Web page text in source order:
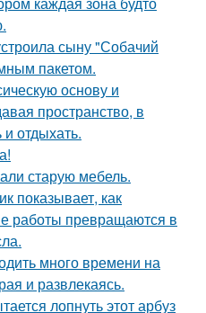
сыну "Собачий
пакетом.
основу и
пространство, в
и отдыхать.
старую мебель.
показывает, как
работы превращаются в
много времени на
и развлекаясь.
лопнуть этот арбуз